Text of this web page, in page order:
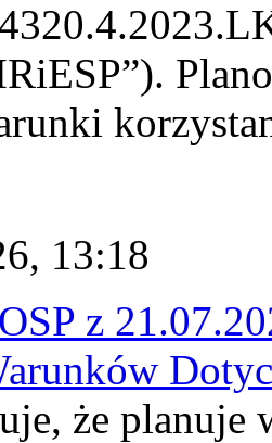
13:18
z
że planuje